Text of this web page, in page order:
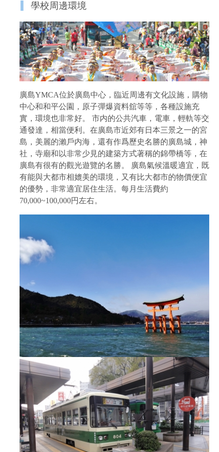
學校周邊環境
廣島YMCA位於廣島中心，臨近周邊有文化設施，購物
中心和和平公園，原子彈爆資料舘等等，各種設施充
實，環境也非常好。 市内的公共汽車，電車，輕軌等交
通發達，相當便利。在廣島市近郊有日本三景之一的宮
島，美麗的瀨戶内海，還有作爲歷史名勝的廣島城，神
社，寺廟和以非常少見的建築方式著稱的錦帶橋等，在
廣島有很有的觀光遊覽的名勝。 廣島氣候溫暖適宜，既
有能與大都市相媲美的環境，又有比大都市的物價便宜
的優勢，非常適宜居住生活。每月生活費約
70,000~100,000円左右。